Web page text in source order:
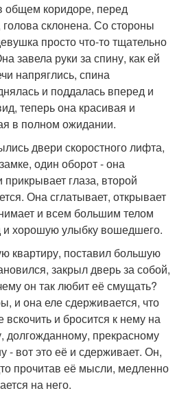
общем коридоре, перед
склонена. Со стороны
просто что-то тщательно
завела руки за спину, как ей
напряглись, спина
и поддалась вперед и
теперь она красивая и
в полном ожидании.
двери скоростного лифта,
один оборот - она
глаза, второй
Она сглатывает, открывает
и всем большим телом
и хорошую улыбку вошедшего.
квартиру, поставил большую
закрыл дверь за собой,
он так любит её смущать?
и она еле сдерживается, что
вскочить и бросится к нему на
прекрасному
- вот это её и сдерживает. Он,
прочитав её мысли, медленно
на него.